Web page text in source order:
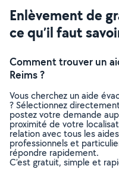
Enlèvement de
ce qu’il faut
Comment trouver un
Reims ?
Vous cherchez un aide
? Sélectionnez
postez votre demande
proximité de votre
relation avec tous les
professionnels et
répondre rapidement.
C’est gratuit, simple et